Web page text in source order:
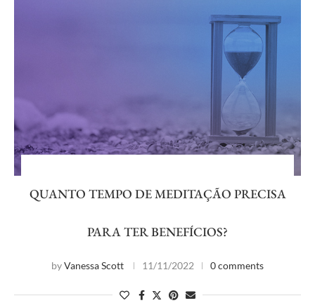
QUANTO TEMPO DE MEDITAÇÃO PRECISA
PARA TER BENEFÍCIOS?
byVanessa Scott 11/11/2022 0 comments